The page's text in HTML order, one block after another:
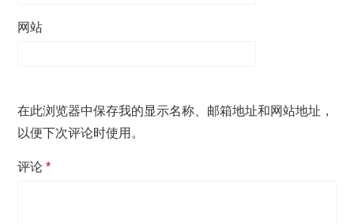
网站
在此浏览器中保存我的显示名称、邮箱地址和网站地址，
以便下次评论时使用。
评论*